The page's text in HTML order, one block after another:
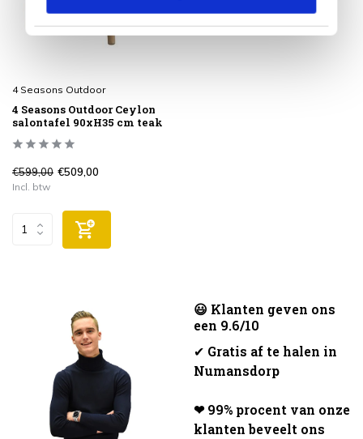
4 Seasons Outdoor
4 Seasons Outdoor Ceylon
salontafel 90xH35 cm teak
€599,00 €509,00
Incl. btw
😃 Klanten geven ons
een 9.6/10
✔ Gratis af te halen in
Numansdorp
❤ 99% procent van onze
klanten beveelt ons